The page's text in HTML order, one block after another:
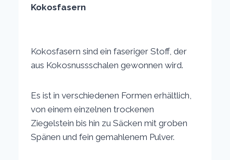
Kokosfasern
Kokosfasern sind ein faseriger Stoff, der
aus Kokosnussschalen gewonnen wird.
Es ist in verschiedenen Formen erhältlich,
von einem einzelnen trockenen
Ziegelstein bis hin zu Säcken mit groben
Spänen und fein gemahlenem Pulver.